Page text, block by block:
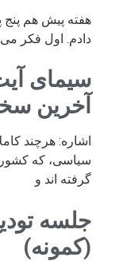
هفته پیش هم
دادم. اول فکر می
سیمای
آخرین
اشاره: هرچند
سیاسی، که کشور
گرفته اند و
جلسه
(کمونه)